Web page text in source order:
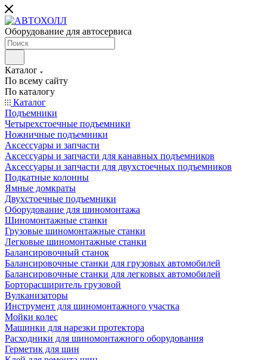
Оборудование для автосервиса
Каталог
По всему сайту
По каталогу
Каталог
Подъемники
Четырехстоечные подъемники
Ножничные подъемники
Аксессуары и запчасти
Аксессуары и запчасти для канавных подъемников
Аксессуары и запчасти для двухстоечных подъемников
Подкатные колонны
Ямные домкраты
Двухстоечные подъемники
Оборудование для шиномонтажа
Шиномонтажные станки
Грузовые шиномонтажные станки
Легковые шиномонтажные станки
Балансировочный станок
Балансировочные станки для грузовых автомобилей
Балансировочные станки для легковых автомобилей
Борторасширитель грузовой
Вулканизаторы
Инструмент для шиномонтажного участка
Мойки колес
Машинки для нарезки протектора
Расходники для шиномонтажного оборудования
Герметик для шин